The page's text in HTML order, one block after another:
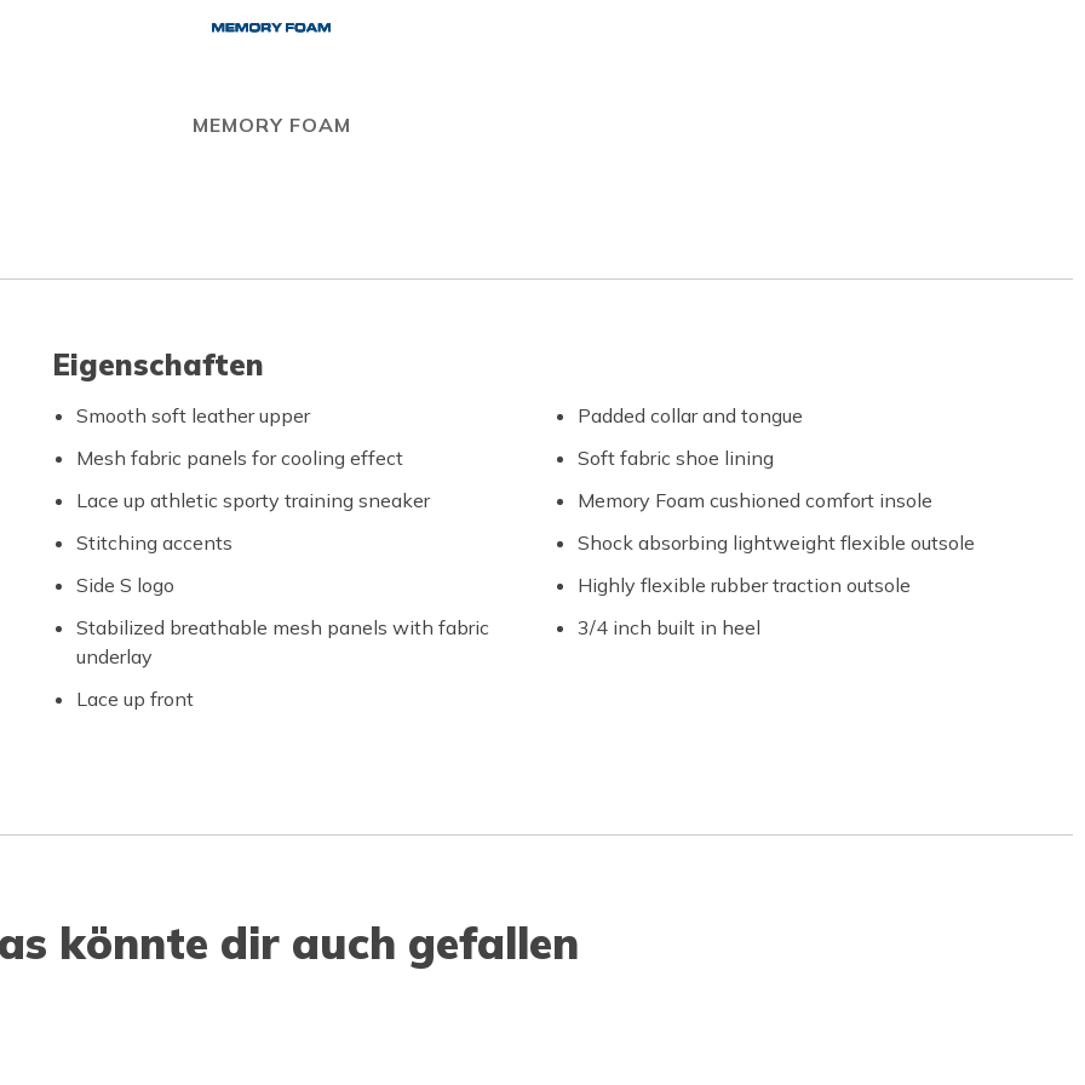
MEMORY FOAM
Eigenschaften
Smooth soft leather upper
Mesh fabric panels for cooling effect
Lace up athletic sporty training sneaker
Stitching accents
Side S logo
Stabilized breathable mesh panels with fabric
underlay
Lace up front
Padded collar and tongue
Soft fabric shoe lining
Memory Foam cushioned comfort insole
Shock absorbing lightweight flexible outsole
Highly flexible rubber traction outsole
3/4 inch built in heel
könnte dir auch gefallen